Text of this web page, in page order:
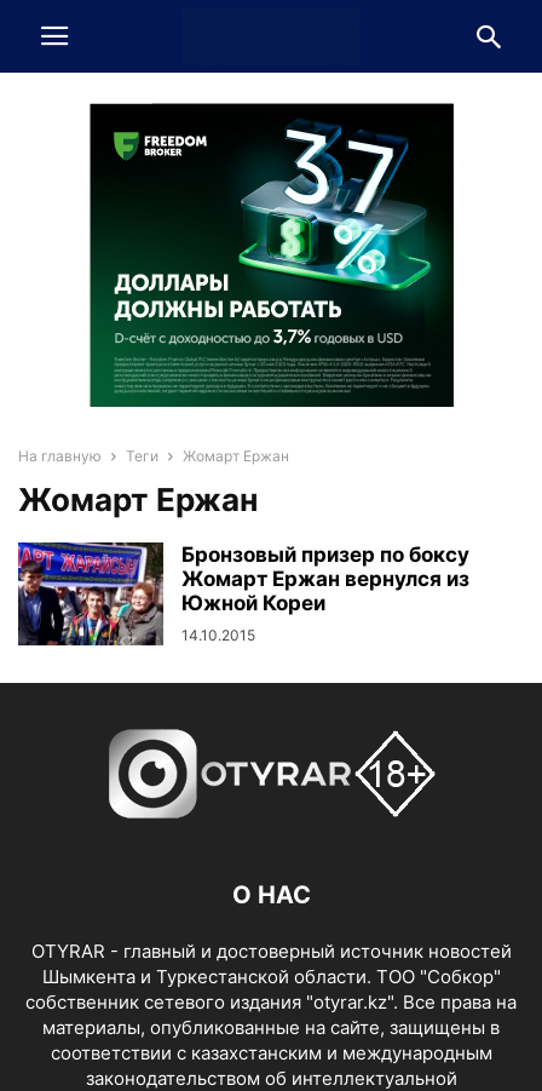
На главную Теги Жомарт Ержан
Жомарт Ержан
Бронзовый призер по боксу
Жомарт Ержан вернулся из
Южной Кореи
14.10.2015
О НАС
OTYRAR - главный и достоверный источник новостей
Шымкента и Туркестанской области. ТОО "Собкор"
собственник сетевого издания "otyrar.kz". Все права на
материалы, опубликованные на сайте, защищены в
соответствии с казахстанским и международным
законодательством об интеллектуальной